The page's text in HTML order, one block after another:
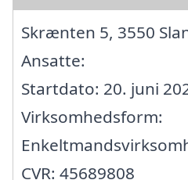
Skrænten 5, 3550
Ansatte:
Startdato: 20. juni
Virksomhedsform:
CVR: 45689808